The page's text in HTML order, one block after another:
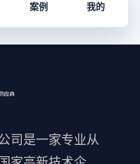
案例 我的
司是一家专业从